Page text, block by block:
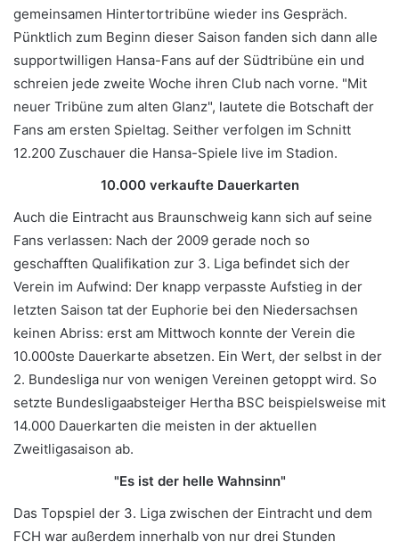
gemeinsamen Hintertortribüne wieder ins Gespräch.
Pünktlich zum Beginn dieser Saison fanden sich dann alle
supportwilligen Hansa-Fans auf der Südtribüne ein und
schreien jede zweite Woche ihren Club nach vorne. "Mit
neuer Tribüne zum alten Glanz", lautete die Botschaft der
Fans am ersten Spieltag. Seither verfolgen im Schnitt
12.200 Zuschauer die Hansa-Spiele live im Stadion.
10.000 verkaufte Dauerkarten
Auch die Eintracht aus Braunschweig kann sich auf seine
Fans verlassen: Nach der 2009 gerade noch so
geschafften Qualifikation zur 3. Liga befindet sich der
Verein im Aufwind: Der knapp verpasste Aufstieg in der
letzten Saison tat der Euphorie bei den Niedersachsen
keinen Abriss: erst am Mittwoch konnte der Verein die
10.000ste Dauerkarte absetzen. Ein Wert, der selbst in der
2. Bundesliga nur von wenigen Vereinen getoppt wird. So
setzte Bundesligaabsteiger Hertha BSC beispielsweise mit
14.000 Dauerkarten die meisten in der aktuellen
Zweitligasaison ab.
"Es ist der helle Wahnsinn"
Das Topspiel der 3. Liga zwischen der Eintracht und dem
FCH war außerdem innerhalb von nur drei Stunden